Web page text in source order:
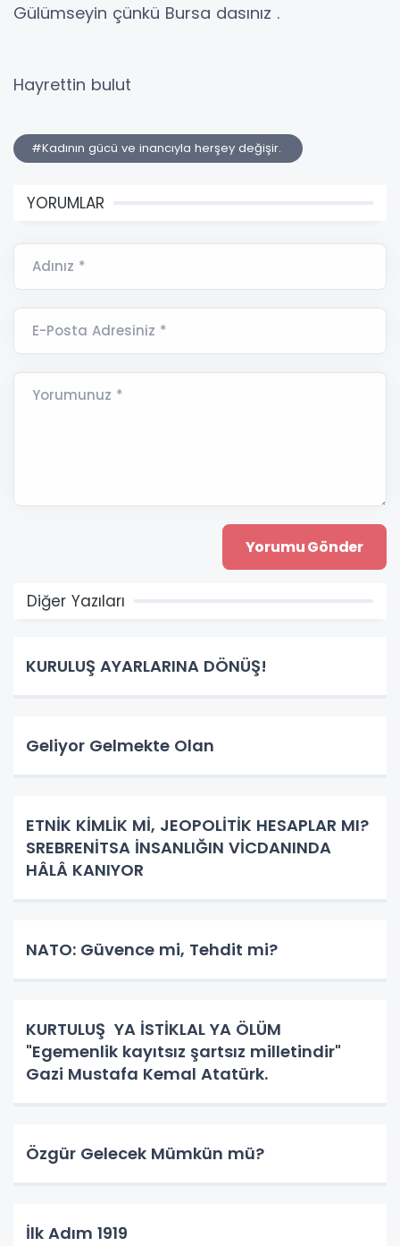
Gülümseyin çünkü Bursa dasınız .
Hayrettin bulut
#Kadının gücü ve inancıyla herşey değişir.
YORUMLAR
Adınız *
E-Posta Adresiniz *
Yorumunuz *
Diğer Yazıları
KURULUŞ AYARLARINA DÖNÜŞ!
Geliyor Gelmekte Olan
ETNİK KİMLİK Mİ, JEOPOLİTİK HESAPLAR MI?
SREBRENİTSA İNSANLIĞIN VİCDANINDA
HÂLÂ KANIYOR
NATO: Güvence mi, Tehdit mi?
KURTULUŞ YA İSTİKLAL YA ÖLÜM
"Egemenlik kayıtsız şartsız milletindir"
Gazi Mustafa Kemal Atatürk.
Özgür Gelecek Mümkün mü?
İlk Adım 1919